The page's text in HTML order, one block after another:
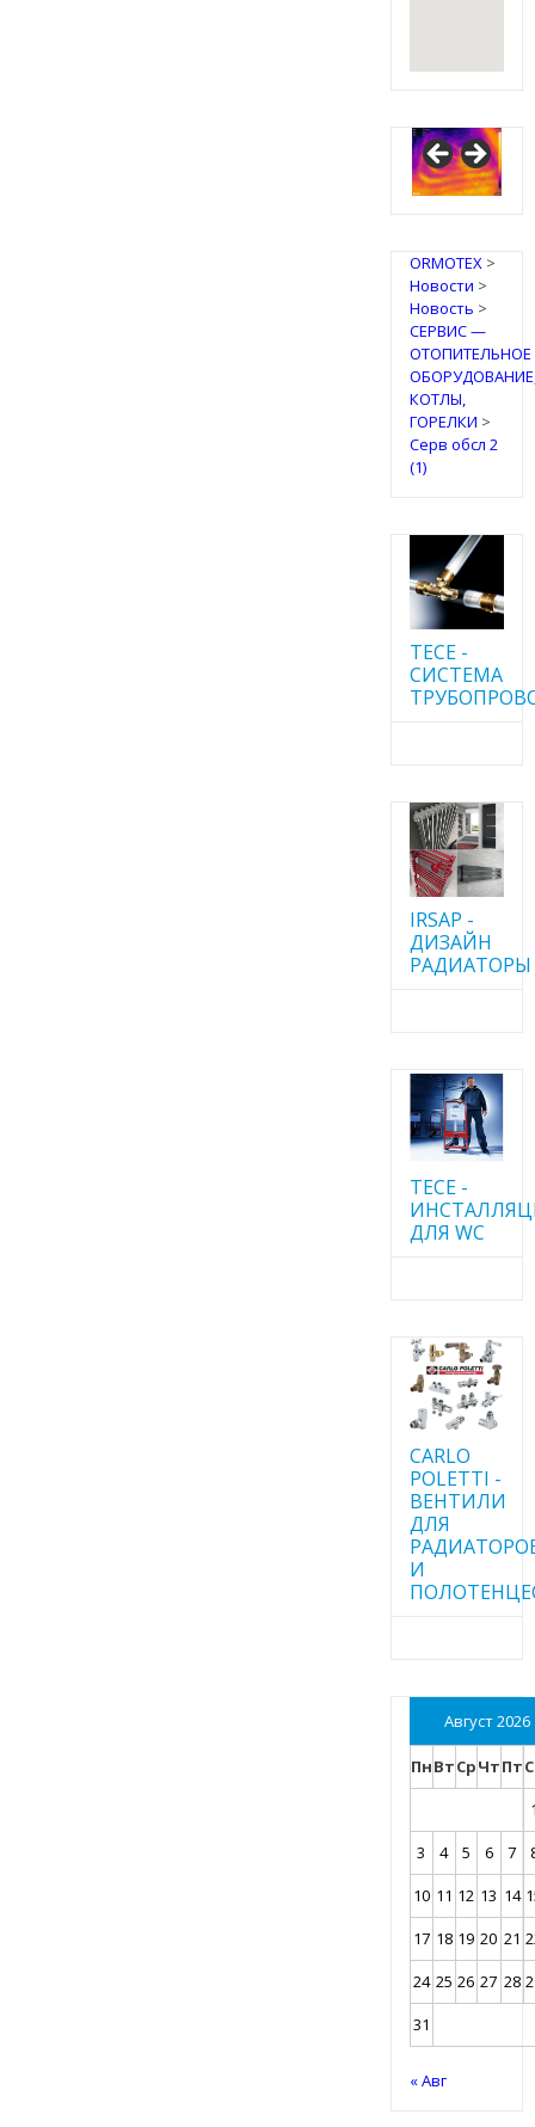
ORMOTEX>
Новости >
Новость >
СЕРВИС —
ОТОПИТЕЛЬНОЕ
КОТЛЫ,
ГОРЕЛКИ >
Серв обсл 2
(1)
TECE -
CИСТЕМА
IRSAP -
ДИЗАЙН
РАДИАТОРЫ
TECE -
ДЛЯ WC
CARLO
POLETTI -
ВЕНТИЛИ
ДЛЯ
И
Август 2026
ПнВтСрЧтПт
3
4 5 6 7
10 11 12 13 14
17 18 19 20 21
24 25 26 27 28
31
« Авг